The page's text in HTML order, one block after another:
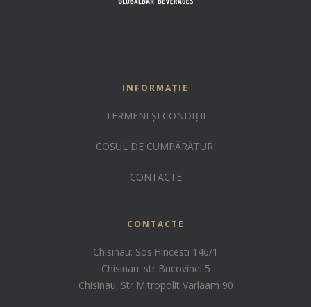
INFORMAȚIE
TERMENI ȘI CONDIȚII
COȘUL DE CUMPĂRĂTURI
CONTACTE
CONTACTE
Chisinau: Sos.Hincesti 146/1
Chisinau: str Bucovinei 5
Chisinau: Str Mitropolit Varlaam 90